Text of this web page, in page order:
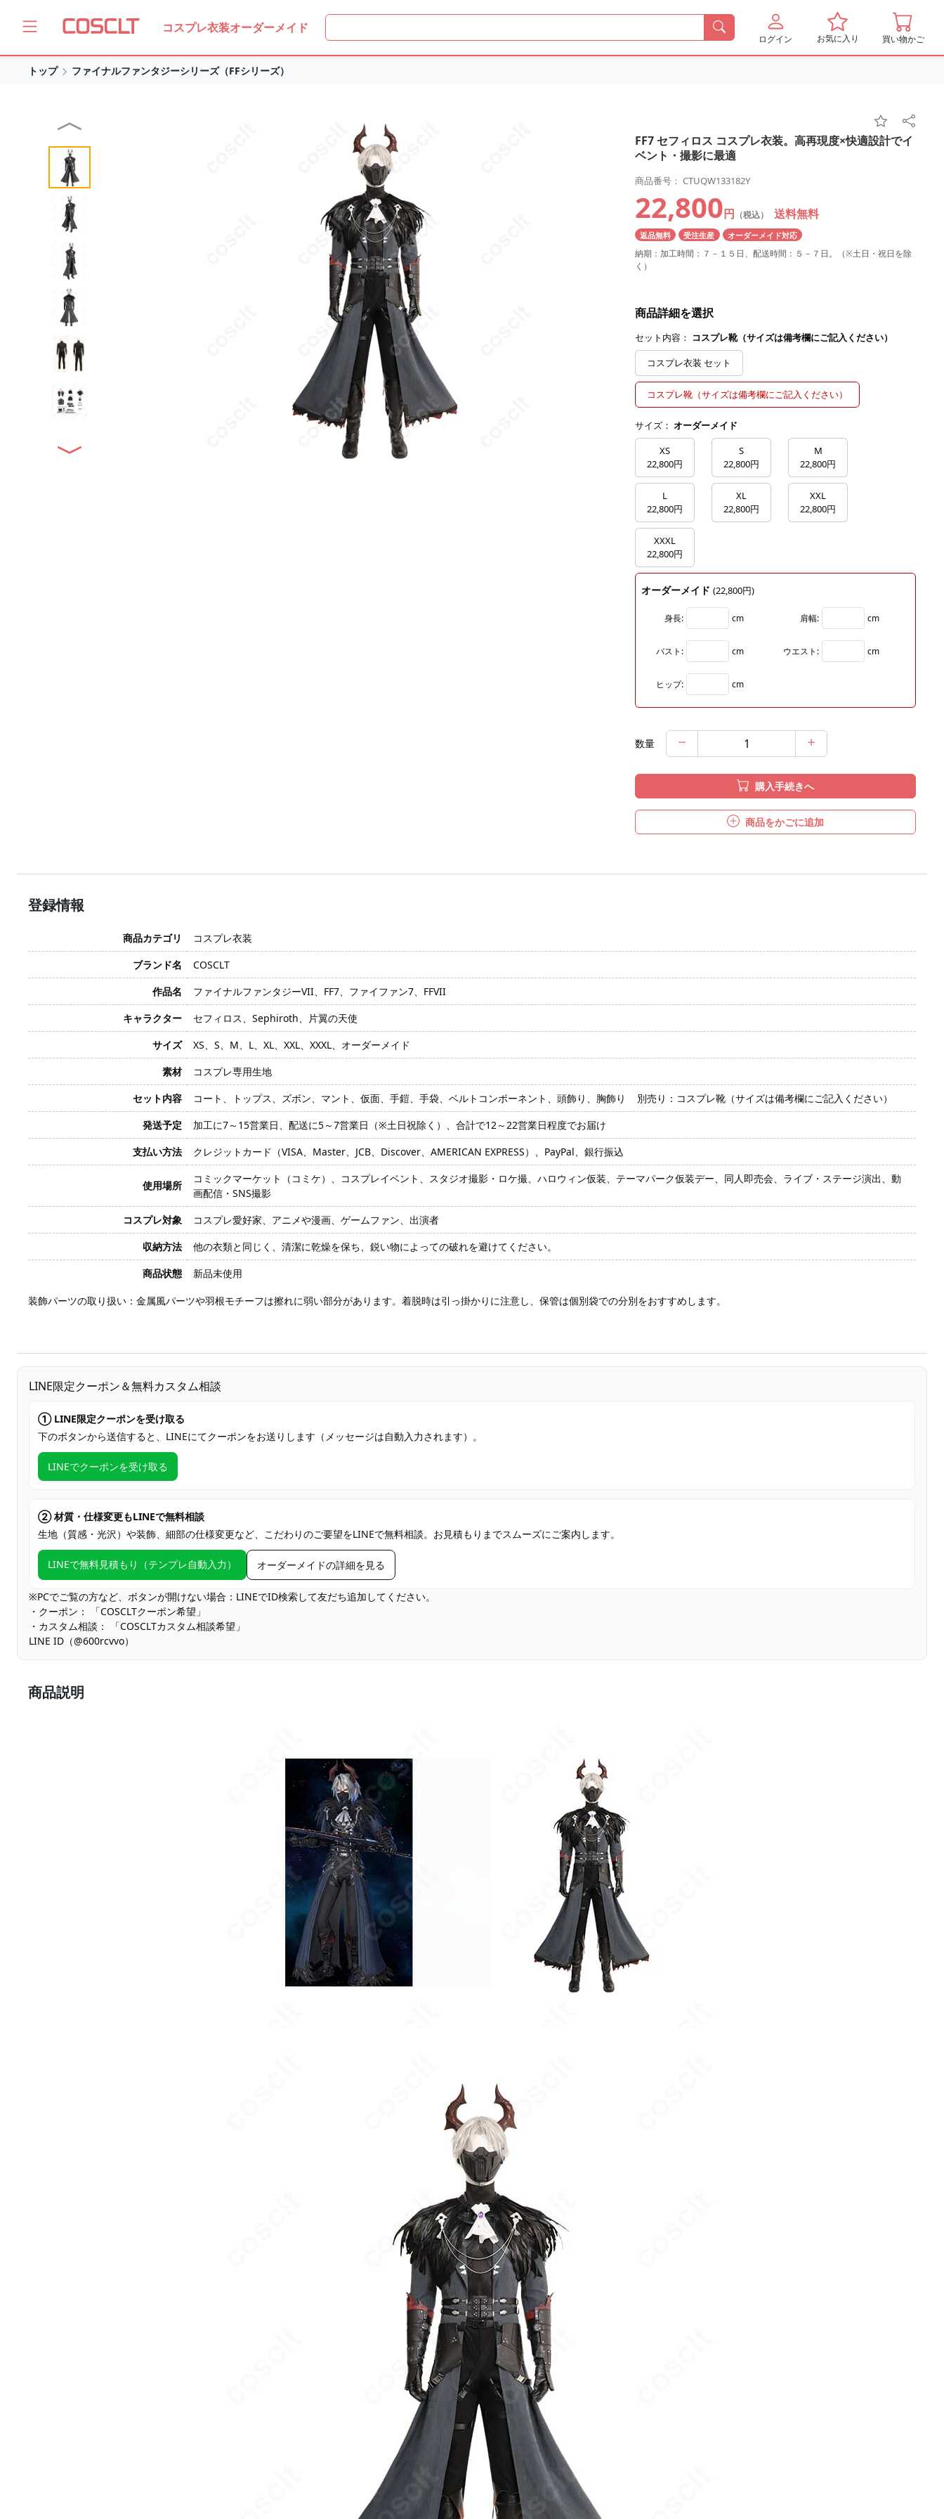
コスプレ衣装オーダーメイド
ログイン お気に入り 買い物かご
トップ ファイナルファンタジーシリーズ（FFシリーズ）
FF7 セフィロス コスプレ衣装。高再現度×快適設計でイ
ベント・撮影に最適
商品番号： CTUQW133182Y
22,800円 （税込） 送料無料
返品無料 受注生産 オーダーメイド対応
納期：加工時間：７－１５日、配送時間：５－７日。（※土日・祝日を除
く）
商品詳細を選択
セット内容： コスプレ靴（サイズは備考欄にご記入ください）
コスプレ衣装 セット
コスプレ靴（サイズは備考欄にご記入ください）
サイズ： オーダーメイド
XS
22,800円
S
22,800円
M
22,800円
L
22,800円
XL
22,800円
XXL
22,800円
XXXL
22,800円
オーダーメイド (22,800円)
身長: cm 肩幅: cm
バスト: cm ウエスト: cm
ヒップ: cm
数量
購入手続きへ
商品をかごに追加
登録情報
商品カテゴリ
コスプレ衣装
ブランド名
COSCLT
作品名
ファイナルファンタジーVII、FF7、ファイファン7、FFVII
キャラクター
セフィロス、Sephiroth、片翼の天使
サイズ
XS、S、M、L、XL、XXL、XXXL、オーダーメイド
素材
コスプレ専用生地
セット内容
コート、トップス、ズボン、マント、仮面、手鎧、手袋、ベルトコンポーネント、頭飾り、胸飾り 別売り：コスプレ靴（サイズは備考欄にご記入ください）
発送予定
加工に7～15営業日、配送に5～7営業日（※土日祝除く）、合計で12～22営業日程度でお届け
支払い方法
クレジットカード（VISA、Master、JCB、Discover、AMERICAN EXPRESS）、PayPal、銀行振込
使用場所
コミックマーケット（コミケ）、コスプレイベント、スタジオ撮影・ロケ撮、ハロウィン仮装、テーマパーク仮装デー、同人即売会、ライブ・ステージ演出、動
画配信・SNS撮影
コスプレ対象
コスプレ愛好家、アニメや漫画、ゲームファン、出演者
収納方法
他の衣類と同じく、清潔に乾燥を保ち、鋭い物によっての破れを避けてください。
商品状態
新品未使用
装飾パーツの取り扱い：金属風パーツや羽根モチーフは擦れに弱い部分があります。着脱時は引っ掛かりに注意し、保管は個別袋での分別をおすすめします。
LINE限定クーポン＆無料カスタム相談
① LINE限定クーポンを受け取る
下のボタンから送信すると、LINEにてクーポンをお送りします（メッセージは自動入力されます）。
LINEでクーポンを受け取る
② 材質・仕様変更もLINEで無料相談
生地（質感・光沢）や装飾、細部の仕様変更など、こだわりのご要望をLINEで無料相談。お見積もりまでスムーズにご案内します。
LINEで無料見積もり（テンプレ自動入力） オーダーメイドの詳細を見る
※PCでご覧の方など、ボタンが開けない場合：LINEでID検索して友だち追加してください。
・クーポン： 「COSCLTクーポン希望」
・カスタム相談： 「COSCLTカスタム相談希望」
LINE ID（@600rcvvo）
商品説明